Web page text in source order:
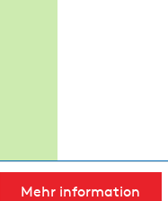
Mehr information